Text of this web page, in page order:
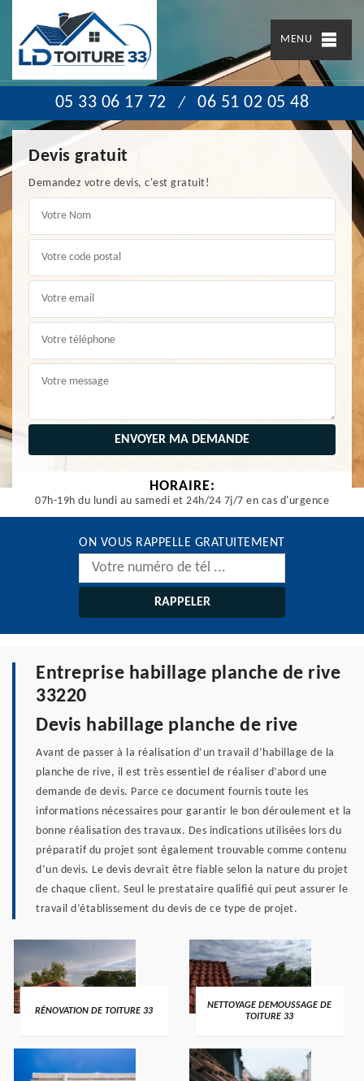
MENU
05 33 06 17 72 / 06 51 02 05 48
Devis gratuit
Demandez votre devis, c'est gratuit!
HORAIRE:
07h-19h du lundi au samedi et 24h/24 7j/7 en cas d'urgence
ON VOUS RAPPELLE GRATUITEMENT
Entreprise habillage planche de rive
33220
Devis habillage planche de rive
Avant de passer à la réalisation d’un travail d’habillage de la
planche de rive, il est très essentiel de réaliser d’abord une
demande de devis. Parce ce document fournis toute les
informations nécessaires pour garantir le bon déroulement et la
bonne réalisation des travaux. Des indications utilisées lors du
préparatif du projet sont également trouvable comme contenu
d’un devis. Le devis devrait être fiable selon la nature du projet
de chaque client. Seul le prestataire qualifié qui peut assurer le
travail d’établissement du devis de ce type de projet.
RÉNOVATION DE TOITURE 33
NETTOYAGE DEMOUSSAGE DE
TOITURE 33